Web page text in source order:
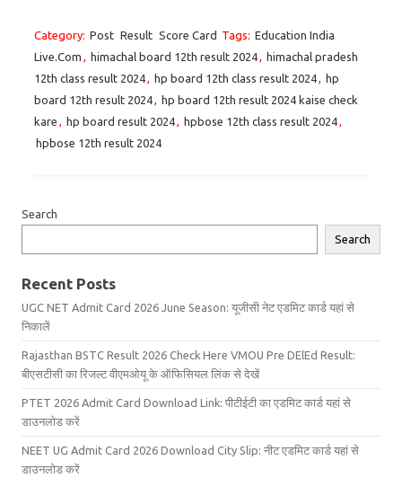
Category: Post Result Score Card Tags: Education India
Live.Com , himachal board 12th result 2024, himachal pradesh
12th class result 2024, hp board 12th class result 2024, hp
board 12th result 2024, hp board 12th result 2024 kaise check
kare , hp board result 2024, hpbose 12th class result 2024,
hpbose 12th result 2024
Search
Search
Recent Posts
UGC NET Admit Card 2026 June Season: यूजीसी नेट एडमिट कार्ड यहां से
निकालें
Rajasthan BSTC Result 2026 Check Here VMOU Pre DElEd Result:
बीएसटीसी का रिजल्ट वीएमओयू के ऑफिसियल लिंक से देखें
PTET 2026 Admit Card Download Link: पीटीईटी का एडमिट कार्ड यहां से
डाउनलोड करें
NEET UG Admit Card 2026 Download City Slip: नीट एडमिट कार्ड यहां से
डाउनलोड करें